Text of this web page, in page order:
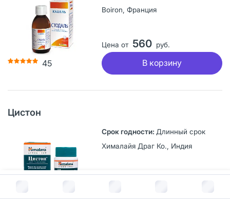
В корзину за руб.
45
Boiron, Франция
Цена от 560 руб.
В корзину
Цистон
Длинный срок
Хималайя Драг Ко., Индия
Цена от руб.